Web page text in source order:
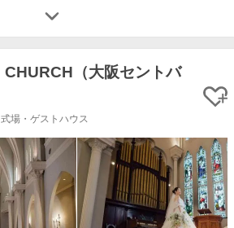
（大阪セントバ
式場・ゲストハウス